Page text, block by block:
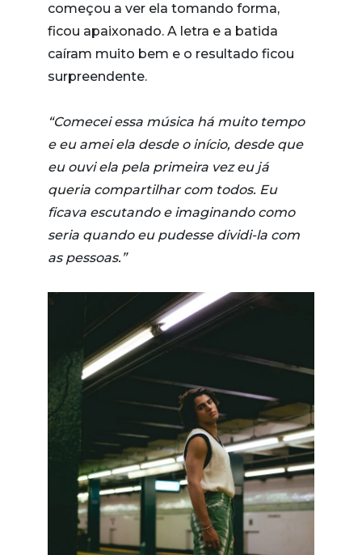
começou a ver ela tomando forma,
ficou apaixonado. A letra e a batida
caíram muito bem e o resultado ficou
surpreendente.
“Comecei essa música há muito tempo
e eu amei ela desde o início, desde que
eu ouvi ela pela primeira vez eu já
queria compartilhar com todos. Eu
ficava escutando e imaginando como
seria quando eu pudesse dividi-la com
as pessoas.”